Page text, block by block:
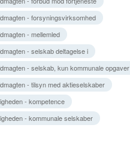
- forsyningsvirksomhed
- mellemled
- selskab deltagelse i
- selskab, kun kommunale opgaver
- tilsyn med aktieselskaber
- kompetence
- kommunale selskaber